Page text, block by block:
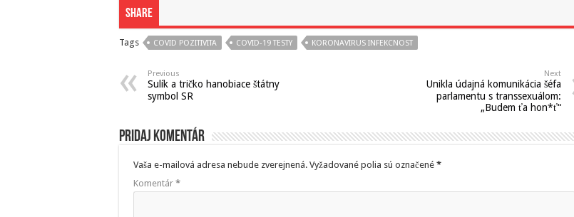
Share
Tags COVID POZITIVITA COVID-19 TESTY KORONAVIRUS INFEKCNOST
Previous
Sulík a tričko hanobiace štátny
symbol SR
Next
Unikla údajná komunikácia šéfa
parlamentu s transsexuálom:
„Budem ťa hon*ť“
Pridaj komentár
Vaša e-mailová adresa nebude zverejnená. Vyžadované polia sú označené *
Komentár *